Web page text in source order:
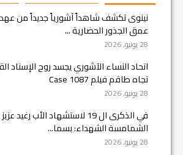
نينوى تكشف شاهداً آشورياً جديداً من
عمق الجذور الحضارية ...
28 يونيو, 2026
اتحاد النساء الآشوري يجسد روح الإسناد
تجاه طاقم فيلم Case 1087
28 يونيو, 2026
في الذكرى ال 19 لاستشهاد الأب
الشمامسة الشهداء: بسما...
28 يونيو, 2026